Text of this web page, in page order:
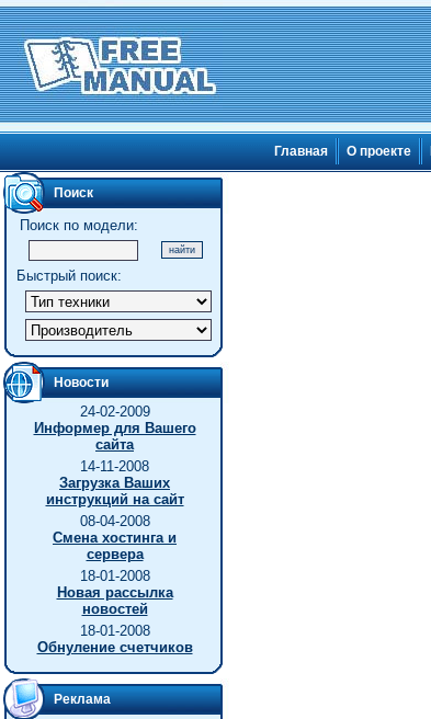
Главная О проекте
Поиск
Поиск по модели:
Быстрый поиск:
Новости
24-02-2009
Информер для Вашего
сайта
14-11-2008
Загрузка Ваших
инструкций на сайт
08-04-2008
Смена хостинга и
сервера
18-01-2008
Новая рассылка
новостей
18-01-2008
Обнуление счетчиков
Реклама